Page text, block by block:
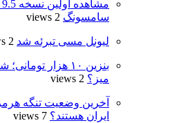
سامسونگ 2 views
لیونل مسی تبرئه شد 2 views
بنزین ۱۰ هزار
میز؟ 2 views
ایران هستند؟ 7 views